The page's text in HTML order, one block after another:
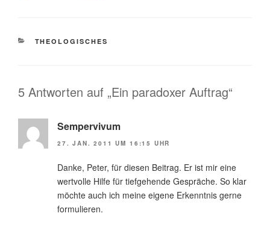
KATEGORIEN
THEOLOGISCHES
5 Antworten auf „Ein paradoxer Auftrag“
Sempervivum
27. JAN. 2011 UM 16:15 UHR
Danke, Peter, für diesen Beitrag. Er ist mir eine
wertvolle Hilfe für tiefgehende Gespräche. So klar
möchte auch ich meine eigene Erkenntnis gerne
formulieren.